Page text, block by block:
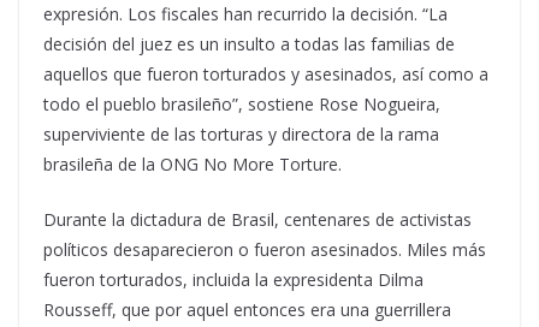
expresión. Los fiscales han recurrido la decisión. “La
decisión del juez es un insulto a todas las familias de
aquellos que fueron torturados y asesinados, así como a
todo el pueblo brasileño”, sostiene Rose Nogueira,
superviviente de las torturas y directora de la rama
brasileña de la ONG No More Torture.
Durante la dictadura de Brasil, centenares de activistas
políticos desaparecieron o fueron asesinados. Miles más
fueron torturados, incluida la expresidenta Dilma
Rousseff, que por aquel entonces era una guerrillera